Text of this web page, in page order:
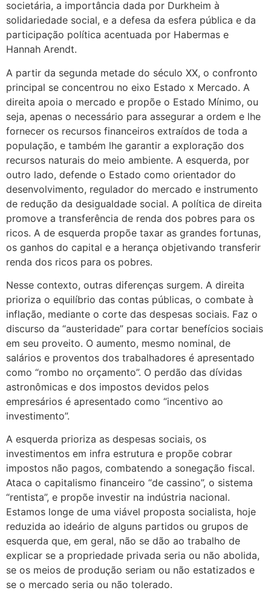
societária, a importância dada por Durkheim à
solidariedade social, e a defesa da esfera pública e da
participação política acentuada por Habermas e
Hannah Arendt.
A partir da segunda metade do século XX, o confronto
principal se concentrou no eixo Estado x Mercado. A
direita apoia o mercado e propõe o Estado Mínimo, ou
seja, apenas o necessário para assegurar a ordem e lhe
fornecer os recursos financeiros extraídos de toda a
população, e também lhe garantir a exploração dos
recursos naturais do meio ambiente. A esquerda, por
outro lado, defende o Estado como orientador do
desenvolvimento, regulador do mercado e instrumento
de redução da desigualdade social. A política de direita
promove a transferência de renda dos pobres para os
ricos. A de esquerda propõe taxar as grandes fortunas,
os ganhos do capital e a herança objetivando transferir
renda dos ricos para os pobres.
Nesse contexto, outras diferenças surgem. A direita
prioriza o equilíbrio das contas públicas, o combate à
inflação, mediante o corte das despesas sociais. Faz o
discurso da “austeridade” para cortar benefícios sociais
em seu proveito. O aumento, mesmo nominal, de
salários e proventos dos trabalhadores é apresentado
como “rombo no orçamento”. O perdão das dívidas
astronômicas e dos impostos devidos pelos
empresários é apresentado como “incentivo ao
investimento”.
A esquerda prioriza as despesas sociais, os
investimentos em infra estrutura e propõe cobrar
impostos não pagos, combatendo a sonegação fiscal.
Ataca o capitalismo financeiro “de cassino”, o sistema
“rentista”, e propõe investir na indústria nacional.
Estamos longe de uma viável proposta socialista, hoje
reduzida ao ideário de alguns partidos ou grupos de
esquerda que, em geral, não se dão ao trabalho de
explicar se a propriedade privada seria ou não abolida,
se os meios de produção seriam ou não estatizados e
se o mercado seria ou não tolerado.